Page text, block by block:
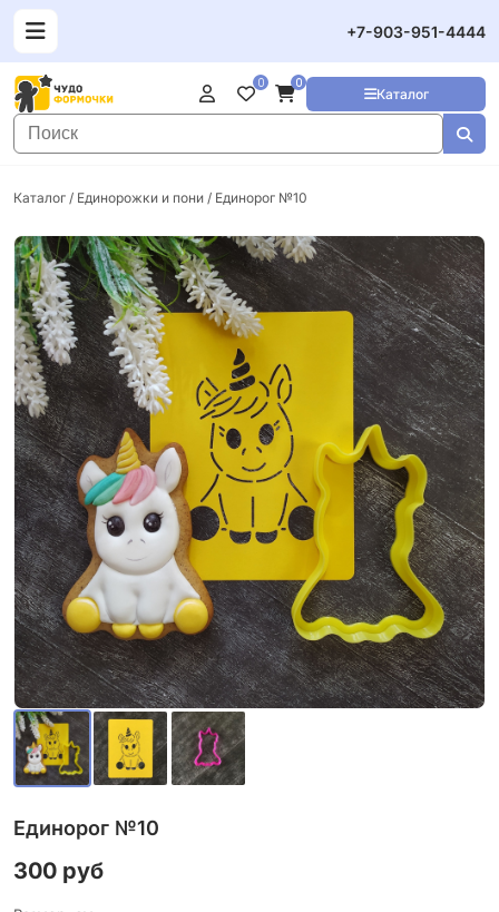
+7-903-951-4444
Каталог
0 0
Каталог / Единорожки и пони / Единорог №10
Единорог №10
300 руб